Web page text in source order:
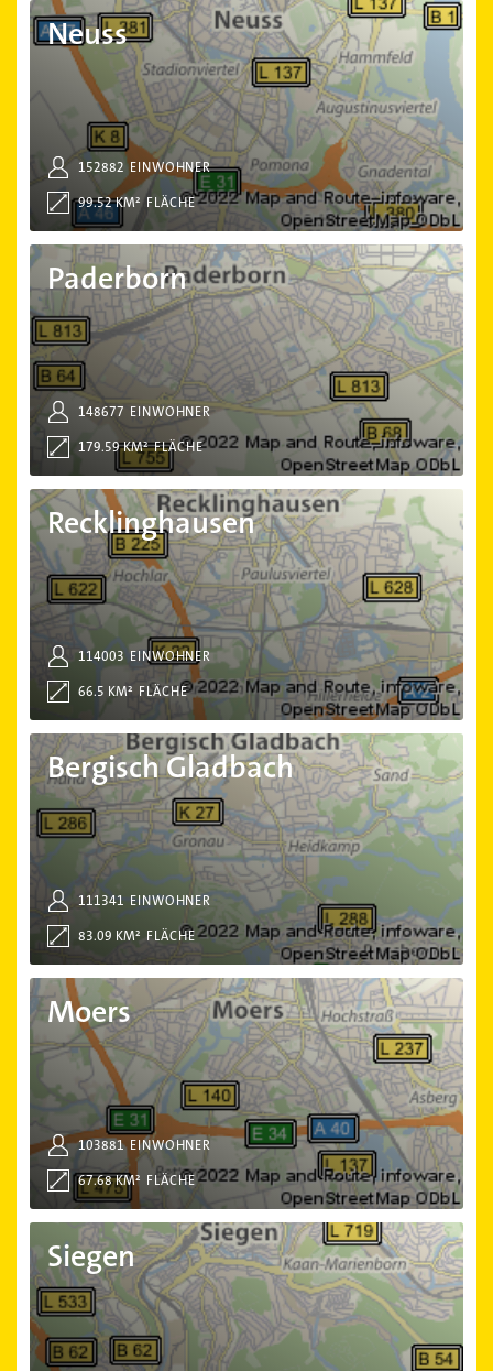
Neuss
EINWOHNER
152882
FLÄCHE
99.52 KM²
Neuss
Paderborn
EINWOHNER
148677
FLÄCHE
179.59 KM²
Paderborn
Recklinghausen
EINWOHNER
114003
FLÄCHE
66.5 KM²
Recklinghausen
Bergisch Gladbach
EINWOHNER
111341
FLÄCHE
83.09 KM²
Bergisch Gladbach
Moers
EINWOHNER
103881
FLÄCHE
67.68 KM²
Moers
Siegen
Siegen